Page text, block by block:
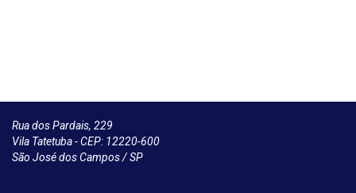
Rua dos Pardais, 229
Vila Tatetuba - CEP: 12220-600
São José dos Campos / SP